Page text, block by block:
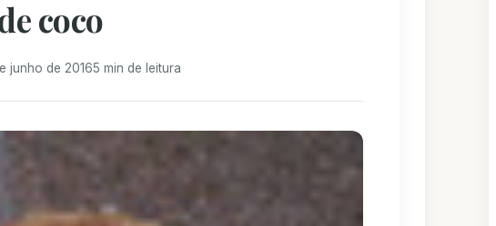
coco
junho de 20165 min de leitura